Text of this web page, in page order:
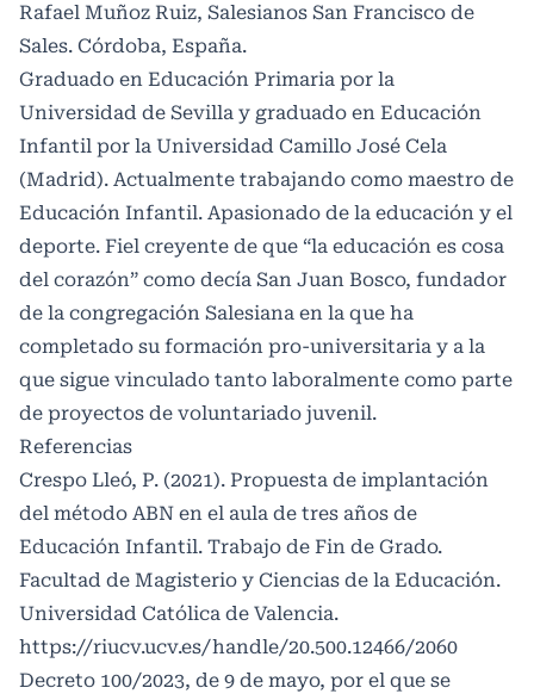
Rafael Muñoz Ruiz, Salesianos San Francisco de
Sales. Córdoba, España.
Graduado en Educación Primaria por la
Universidad de Sevilla y graduado en Educación
Infantil por la Universidad Camillo José Cela
(Madrid). Actualmente trabajando como maestro de
Educación Infantil. Apasionado de la educación y el
deporte. Fiel creyente de que “la educación es cosa
del corazón” como decía San Juan Bosco, fundador
de la congregación Salesiana en la que ha
completado su formación pro-universitaria y a la
que sigue vinculado tanto laboralmente como parte
de proyectos de voluntariado juvenil.
Referencias
Crespo Lleó, P. (2021). Propuesta de implantación
del método ABN en el aula de tres años de
Educación Infantil. Trabajo de Fin de Grado.
Facultad de Magisterio y Ciencias de la Educación.
Universidad Católica de Valencia.
https://riucv.ucv.es/handle/20.500.12466/2060
Decreto 100/2023, de 9 de mayo, por el que se